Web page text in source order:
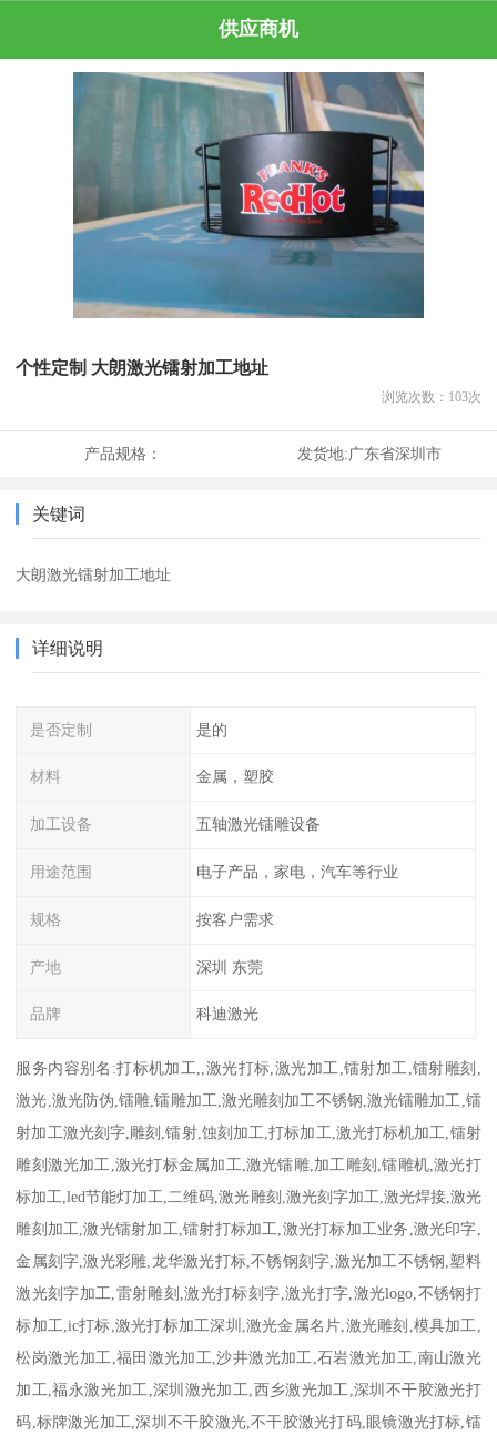
供应商机
个性定制 大朗激光镭射加工地址
浏览次数： 103次
产品规格： 发货地:广东省深圳市
关键词
大朗激光镭射加工地址
详细说明
是否定制 是的
材料 金属，塑胶
加工设备 五轴激光镭雕设备
用途范围 电子产品，家电，汽车等行业
规格 按客户需求
产地 深圳 东莞
品牌 科迪激光
服务内容别名:打标机加工,,激光打标,激光加工,镭射加工,镭射雕刻,
激光,激光防伪,镭雕,镭雕加工,激光雕刻加工不锈钢,激光镭雕加工,镭
射加工激光刻字,雕刻,镭射,蚀刻加工,打标加工,激光打标机加工,镭射
雕刻激光加工,激光打标金属加工,激光镭雕,加工雕刻,镭雕机,激光打
标加工,led节能灯加工,二维码,激光雕刻,激光刻字加工,激光焊接,激光
雕刻加工,激光镭射加工,镭射打标加工,激光打标加工业务,激光印字,
金属刻字,激光彩雕,龙华激光打标,不锈钢刻字,激光加工不锈钢,塑料
激光刻字加工,雷射雕刻,激光打标刻字,激光打字,激光logo,不锈钢打
标加工,ic打标,激光打标加工深圳,激光金属名片,激光雕刻,模具加工,
松岗激光加工,福田激光加工,沙井激光加工,石岩激光加工,南山激光
加工,福永激光加工,深圳激光加工,西乡激光加工,深圳不干胶激光打
码,标牌激光加工,深圳不干胶激光,不干胶激光打码,眼镜激光打标,镭